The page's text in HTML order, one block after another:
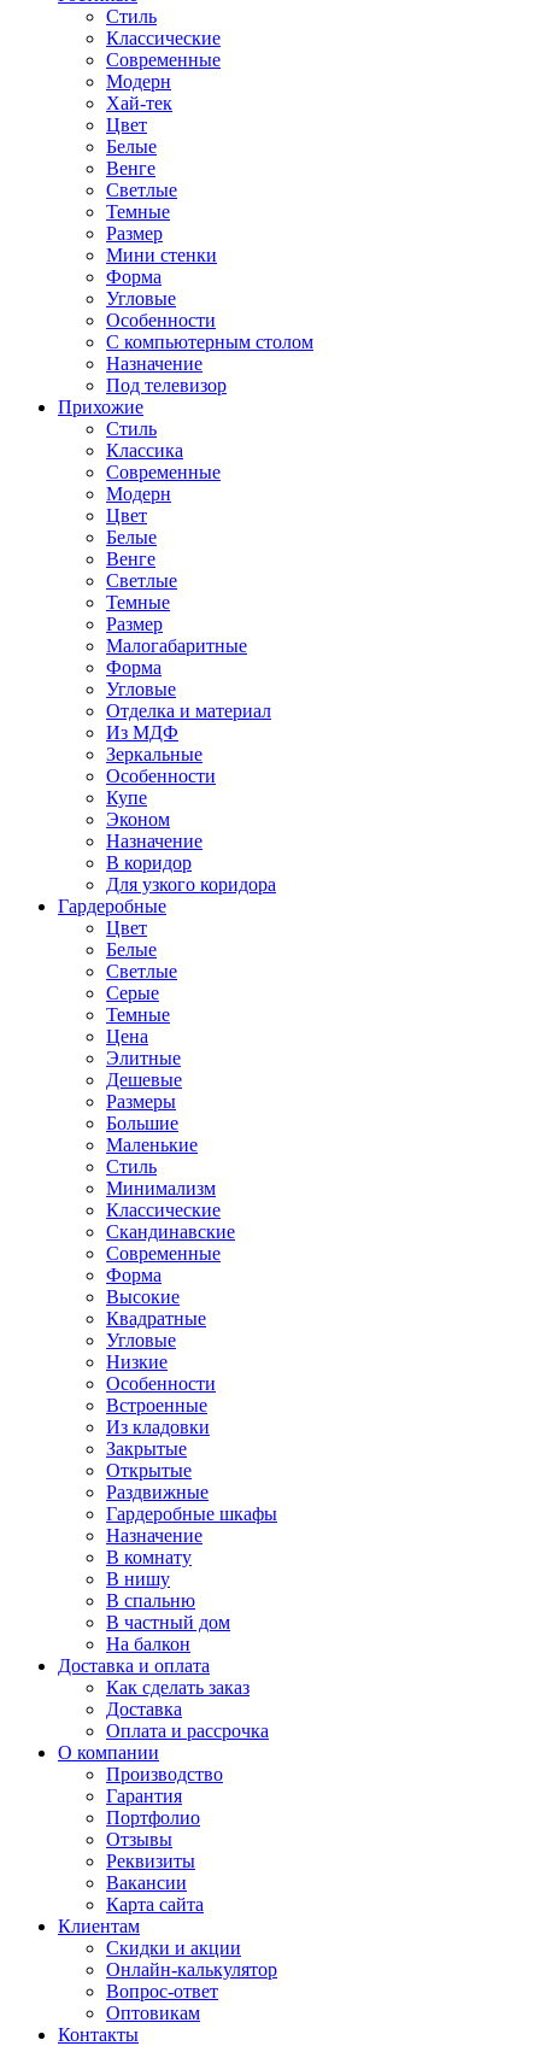
Стиль
Классические
Современные
Модерн
Хай-тек
Цвет
Белые
Венге
Светлые
Темные
Размер
Мини стенки
Форма
Угловые
Особенности
С компьютерным столом
Назначение
Под телевизор
Прихожие
Стиль
Классика
Современные
Модерн
Цвет
Белые
Венге
Светлые
Темные
Размер
Малогабаритные
Форма
Угловые
Отделка и материал
Из МДФ
Зеркальные
Особенности
Купе
Эконом
Назначение
В коридор
Для узкого коридора
Гардеробные
Цвет
Белые
Светлые
Серые
Темные
Цена
Элитные
Дешевые
Размеры
Большие
Маленькие
Стиль
Минимализм
Классические
Скандинавские
Современные
Форма
Высокие
Квадратные
Угловые
Низкие
Особенности
Встроенные
Из кладовки
Закрытые
Открытые
Раздвижные
Гардеробные шкафы
Назначение
В комнату
В нишу
В спальню
В частный дом
На балкон
Доставка и оплата
Как сделать заказ
Доставка
Оплата и рассрочка
О компании
Производство
Гарантия
Портфолио
Отзывы
Реквизиты
Вакансии
Карта сайта
Клиентам
Скидки и акции
Онлайн-калькулятор
Вопрос-ответ
Оптовикам
Контакты